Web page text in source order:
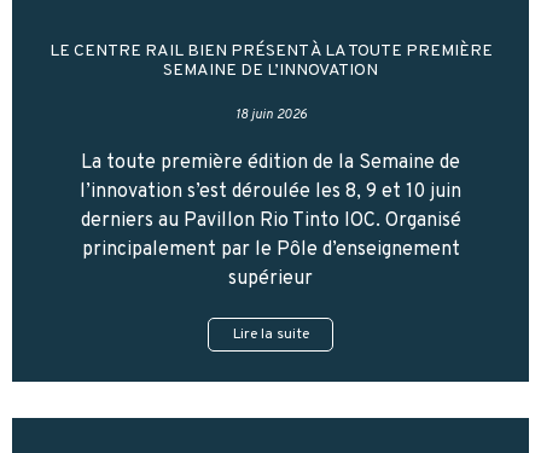
LE CENTRE RAIL BIEN PRÉSENT À LA TOUTE PREMIÈRE
SEMAINE DE L’INNOVATION
18 juin 2026
La toute première édition de la Semaine de
l’innovation s’est déroulée les 8, 9 et 10 juin
derniers au Pavillon Rio Tinto IOC. Organisé
principalement par le Pôle d’enseignement
supérieur
Lire la suite